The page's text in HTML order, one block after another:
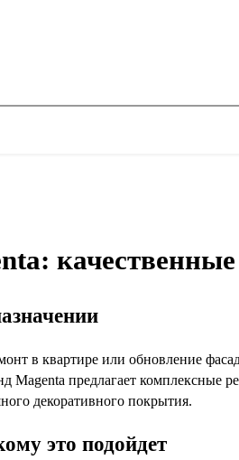
в квартире или обновление
Magenta предлагает комплексные
декоративного покрытия.
это подойдет